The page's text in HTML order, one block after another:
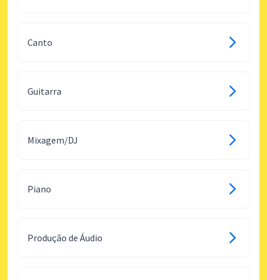
Canto
Guitarra
Mixagem/DJ
Piano
Produção de Áudio